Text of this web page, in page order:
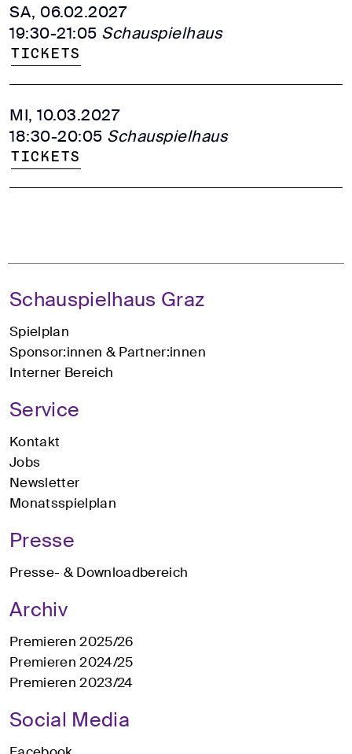
SA, 06.02.2027
19:30-21:05 Schauspielhaus
Tickets
MI, 10.03.2027
18:30-20:05 Schauspielhaus
Tickets
Schauspielhaus Graz
Spielplan
Sponsor:innen & Partner:innen
Interner Bereich
Service
Kontakt
Jobs
Newsletter
Monatsspielplan
Presse
Presse- & Downloadbereich
Archiv
Premieren 2025/26
Premieren 2024/25
Premieren 2023/24
Social Media